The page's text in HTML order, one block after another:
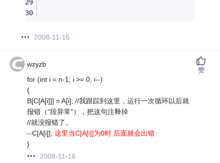
2008-11-16
wzyzb
for (int i = n-1; i >= 0; i--)
{
B[C[A[i]]] = A[i]; //我跟踪到这里，运行一次循环以后就
报错（“段异常”），把这句注释掉
//就没报错了。
--C[A[i]];这里当C[A[i]]为0时 后面就会出错
}
2008-11-16
赞